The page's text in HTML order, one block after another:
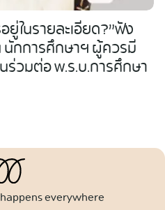
ยู่ในรายละเอียด?”ฟัง
นักการศึกษาฯ ผู้ควรมี
วมต่อ พ.ร.บ.การศึกษา
everywhere